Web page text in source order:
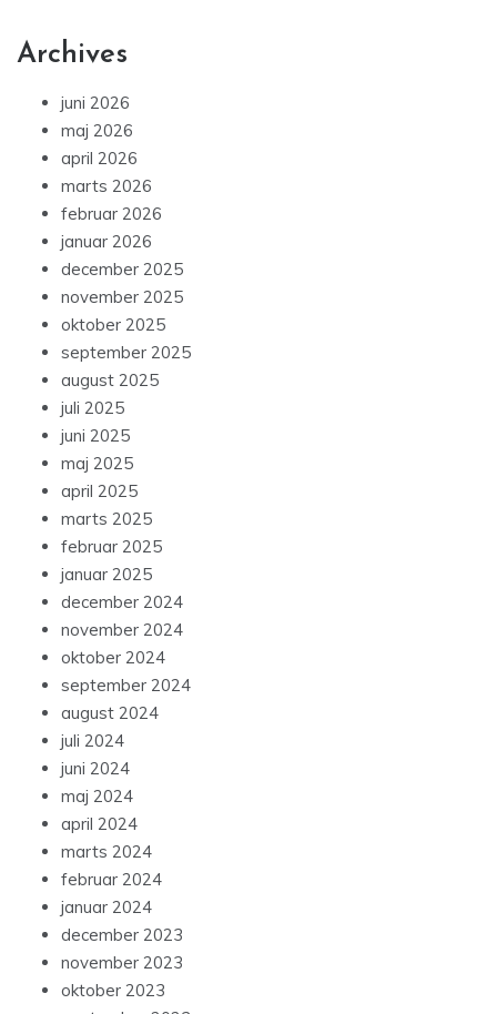
Archives
juni 2026
maj 2026
april 2026
marts 2026
februar 2026
januar 2026
december 2025
november 2025
oktober 2025
september 2025
august 2025
juli 2025
juni 2025
maj 2025
april 2025
marts 2025
februar 2025
januar 2025
december 2024
november 2024
oktober 2024
september 2024
august 2024
juli 2024
juni 2024
maj 2024
april 2024
marts 2024
februar 2024
januar 2024
december 2023
november 2023
oktober 2023